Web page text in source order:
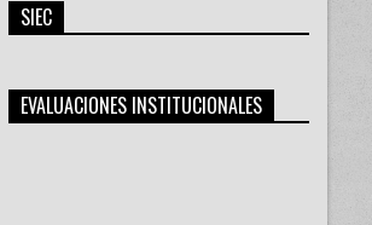
SIEC
EVALUACIONES INSTITUCIONALES